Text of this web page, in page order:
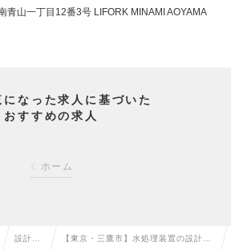
山一丁目12番3号 LIFORK MINAMI AOYAMA
になった求人に基づいた
おすすめの求人
ホーム
設計 【東京・三鷹市】水処理装置の設計